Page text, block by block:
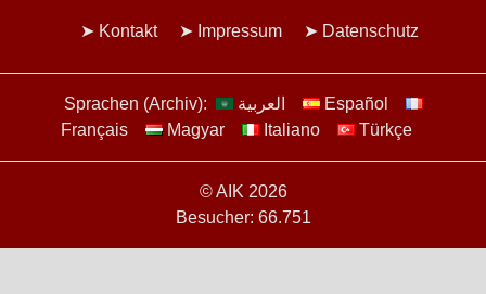
Kontakt Impressum Datenschutz
Sprachen (Archiv): العربية
Español
Français
Magyar Italiano Türkçe
© AIK 2026
Besucher: 66.751